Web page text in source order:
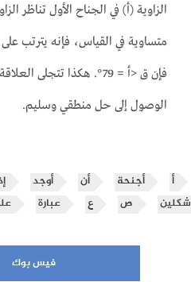
الزاوية (أ) في الجناح الأول تناظر
متساوية في القياس، فإنه يترتب
فإن ق <أ = 79°. هكذا
الوصول إلى حل منطقي وسليم.
أ أجنحة أن أوجد
شكلين ص ع عبارة
فيس بوك